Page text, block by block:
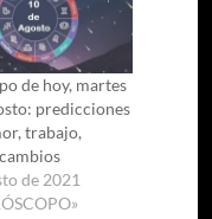
de hoy, martes
predicciones
trabajo,
de 2021